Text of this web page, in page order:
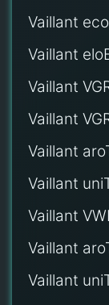
Vaillant
Vaillant
Vaillant
Vaillant
Vaillant
Vaillant
Vaillant
Vaillant
Vaillant